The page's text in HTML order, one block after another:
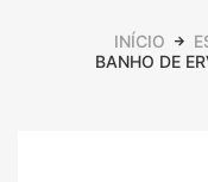
INÍCIO
BANHO DE